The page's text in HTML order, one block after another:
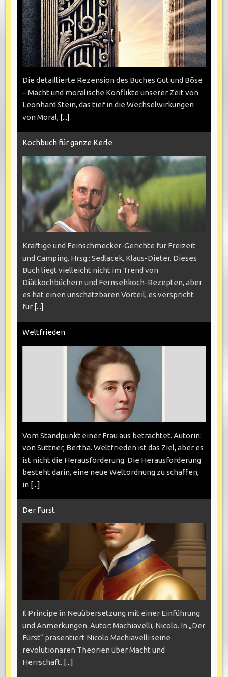
Die detaillierte Rezension des Buches Gut und Böse
– Macht und moralische Konflikte unserer Zeit von
Leonhard Stein, das tief in die Wechselwirkungen
von Moral, [...]
Kochbuch für ganze Kerle
Kräftige und Feinschmecker-Gerichte für Freizeit
und Camping. Hrsg.: Sedlacek, Klaus-Dieter. Dieses
Buch liegt vielleicht nicht im Trend von
Diätkochbüchern und Fernsehkoch-Rezepten, aber
es hat einen unschätzbaren Vorteil, es verspricht
für [...]
Weltfrieden
Vom Standpunkt einer Frau aus betrachtet. Autorin:
von Suttner, Bertha. Weltfrieden ist das Ziel, aber es
ist nicht die Herausforderung. Die Herausforderung
besteht darin, eine neue Weltordnung zu schaffen,
in [...]
Der Fürst
Il Principe in Neuübersetzung mit einer Einführung
und Anmerkungen. Autor: Machiavelli, Nicolo. In „Der
Fürst“ präsentiert Nicolo Machiavelli seine
revolutionären Theorien über Macht und
Herrschaft. [...]